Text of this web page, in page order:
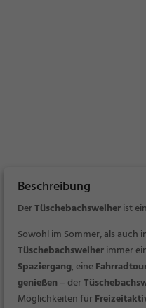
Beschreibung
DerTüschebachsweiherist ein
Sowohl im Sommer, als auch
Tüschebachsweiherimmer
Spaziergang, eine
genießen – der
Möglichkeiten für